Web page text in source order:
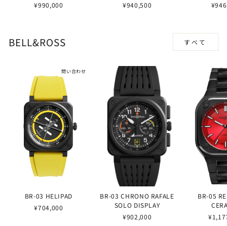
¥990,000 ¥940,500
BELL&ROSS すべて
問い合わせ
BR-03 HELIPAD
¥704,000
BR-03 CHRONO RAFALE
SOLO DISPLAY
¥902,000
BR-05